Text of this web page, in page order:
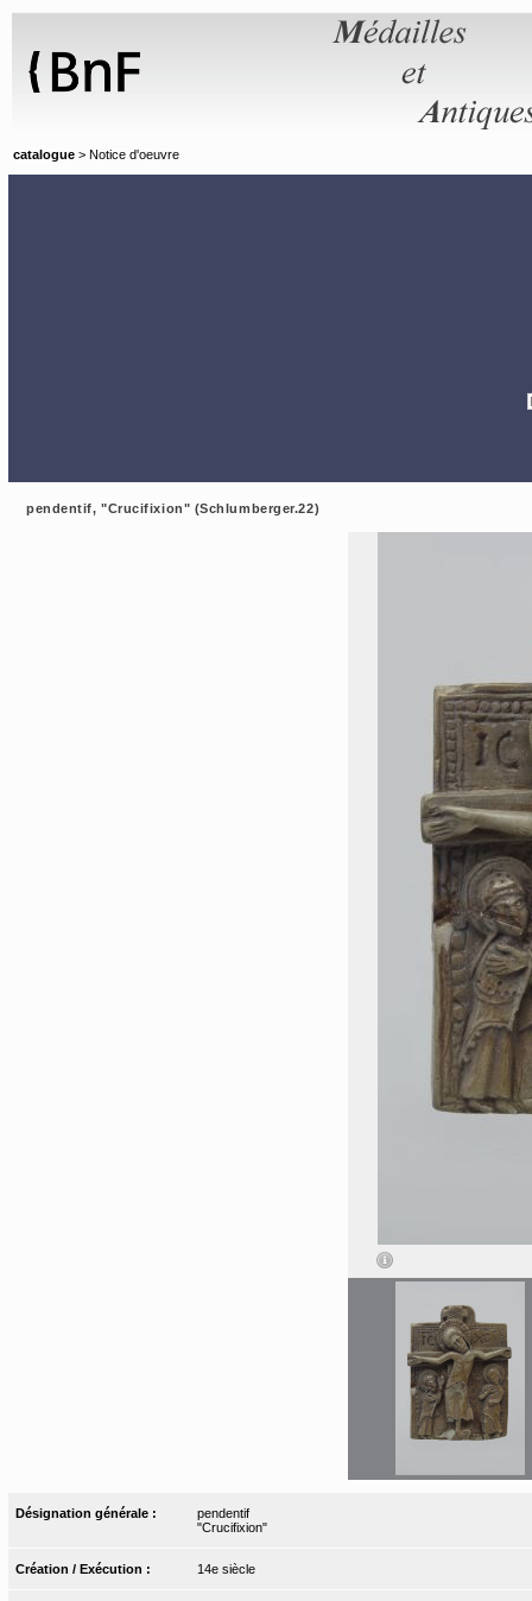
catalogue > Notice d'oeuvre
pendentif, "Crucifixion" (Schlumberger.22)
Désignation générale :
pendentif
"Crucifixion"
Création / Exécution : 14e siècle